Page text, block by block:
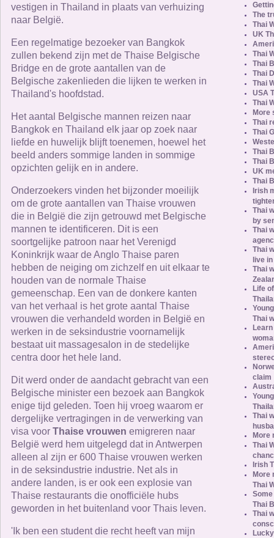
vestigen in Thailand in plaats van verhuizing
naar België.
Een regelmatige bezoeker van Bangkok
zullen bekend zijn met de Thaise Belgische
Bridge en de grote aantallen van de
Belgische zakenlieden die lijken te werken in
Thailand's hoofdstad.
Het aantal Belgische mannen reizen naar
Bangkok en Thailand elk jaar op zoek naar
liefde en huwelijk blijft toenemen, hoewel het
beeld anders sommige landen in sommige
opzichten gelijk en in andere.
Onderzoekers vinden het bijzonder moeilijk
om de grote aantallen van Thaise vrouwen
die in België die zijn getrouwd met Belgische
mannen te identificeren. Dit is een
soortgelijke patroon naar het Verenigd
Koninkrijk waar de Anglo Thaise paren
hebben de neiging om zichzelf en uit elkaar te
houden van de normale Thaise
gemeenschap. Een van de donkere kanten
van het verhaal is het grote aantal Thaise
vrouwen die verhandeld worden in België en
werken in de seksindustrie voornamelijk
bestaat uit massagesalon in de stedelijke
centra door het hele land.
Dit werd onder de aandacht gebracht van een
Belgische minister een bezoek aan Bangkok
enige tijd geleden. Toen hij vroeg waarom er
dergelijke vertragingen in de verwerking van
visa voor Thaise vrouwen emigreren naar
België werd hem uitgelegd dat in Antwerpen
alleen al zijn er 600 Thaise vrouwen werken
in de seksindustrie industrie. Net als in
andere landen, is er ook een explosie van
Thaise restaurants die onofficiële hubs
geworden in het buitenland voor Thais leven.
'Ik ben een student die recht heeft van mijn
The
Thai
UK
Thai
Thai
Thai
Thai
USA
Thai
More
Thai
Thai
Thai
Thai
UK
Thai
Irish
Thai
by
Thai
Thai
live in
Thai
Life
Thai
claim
Thai
More
Thai
Irish
More
Thai
Thai
Thai